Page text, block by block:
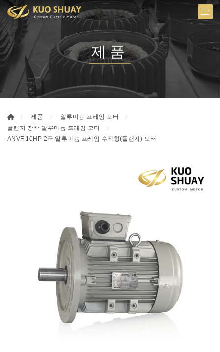
제품
제품
알루미늄 프레임 모터
플랜지 장착 알루미늄 프레임 모터
ANVF 10HP 2극 알루미늄 프레임 수직형(플랜지) 모터